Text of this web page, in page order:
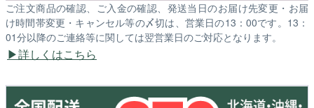
ご注文商品の確認、ご入金の確認、発送当日のお届け先変更・お届
け時間帯変更・キャンセル等の〆切は、営業日の13：00です。13：
01分以降のご連絡等に関しては翌営業日のご対応となります。
詳しくはこちら